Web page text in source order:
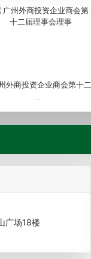
外商投资企业商会第十二
届...
广场18楼